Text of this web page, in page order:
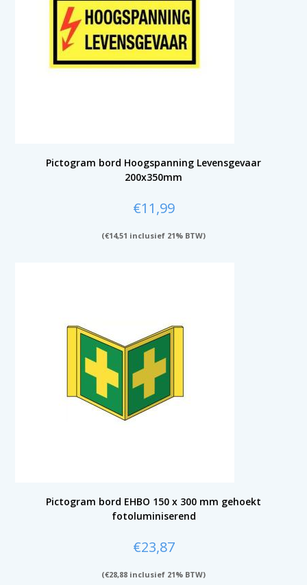
Pictogram bord Hoogspanning Levensgevaar
200x350mm
€11,99
(€14,51 inclusief 21% BTW)
Pictogram bord EHBO 150 x 300 mm gehoekt
fotoluminiserend
€23,87
(€28,88 inclusief 21% BTW)